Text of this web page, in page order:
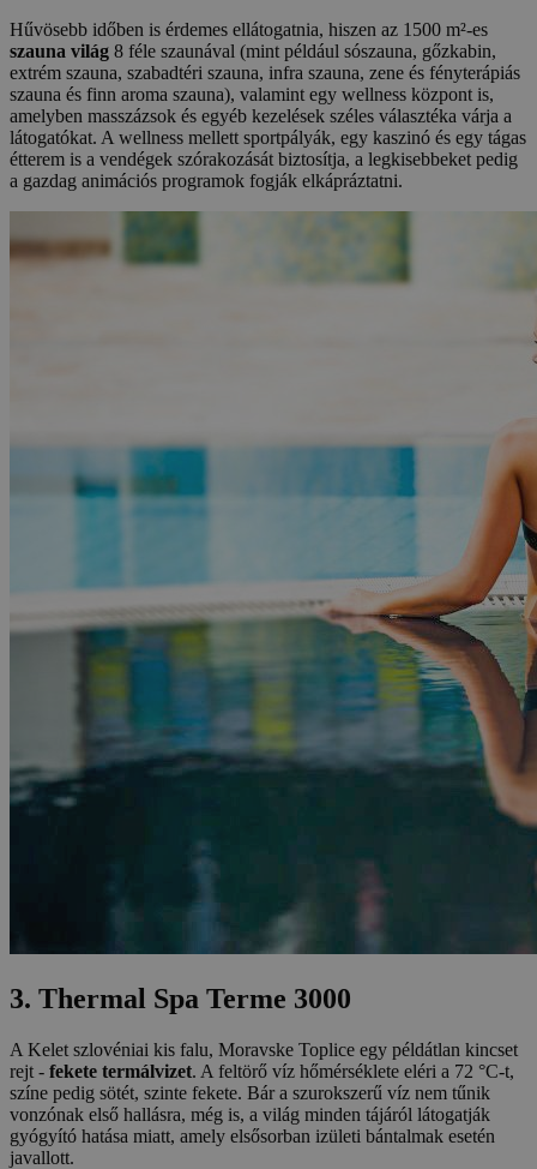
Hűvösebb időben is érdemes ellátogatnia, hiszen az 1500 m²-es
szauna világ 8 féle szaunával (mint például sószauna, gőzkabin,
extrém szauna, szabadtéri szauna, infra szauna, zene és fényterápiás
szauna és finn aroma szauna), valamint egy wellness központ is,
amelyben masszázsok és egyéb kezelések széles választéka várja a
látogatókat. A wellness mellett sportpályák, egy kaszinó és egy tágas
étterem is a vendégek szórakozását biztosítja, a legkisebbeket pedig
a gazdag animációs programok fogják elkápráztatni.
3. Thermal Spa Terme 3000
A Kelet szlovéniai kis falu, Moravske Toplice egy példátlan kincset
rejt - fekete termálvizet. A feltörő víz hőmérséklete eléri a 72 °C-t,
színe pedig sötét, szinte fekete. Bár a szurokszerű víz nem tűnik
vonzónak első hallásra, még is, a világ minden tájáról látogatják
gyógyító hatása miatt, amely elsősorban izületi bántalmak esetén
javallott.